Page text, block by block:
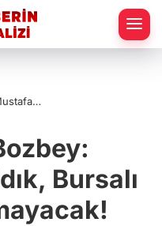
olmayacak! Bursalı